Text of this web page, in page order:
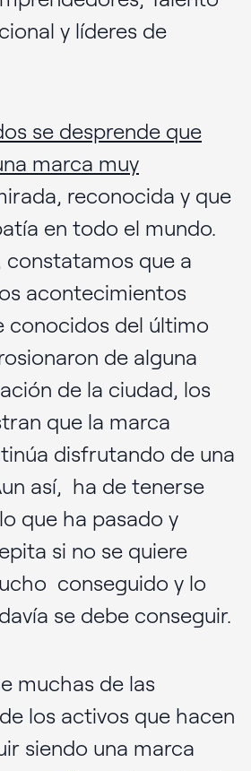
y líderes de
se desprende que
marca muy
reconocida y que
en todo el mundo.
constatamos que a
acontecimientos
conocidos del último
de alguna
de la ciudad, los
que la marca
disfrutando de una
así, ha de tenerse
que ha pasado y
si no se quiere
conseguido y lo
se debe conseguir.
muchas de las
los activos que hacen
siendo una marca